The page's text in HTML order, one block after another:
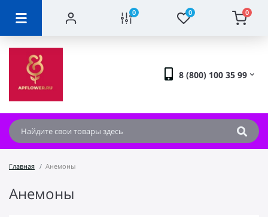
0 0 0
8 (800) 100 35 99
Главная Анемоны
Анемоны